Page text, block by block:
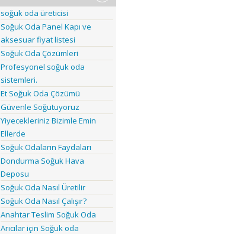
soğuk oda üreticisi
Soğuk Oda Panel Kapı ve
aksesuar fiyat listesi
Soğuk Oda Çözümleri
Profesyonel soğuk oda
sistemleri.
Et Soğuk Oda Çözümü
Güvenle Soğutuyoruz
Yiyecekleriniz Bizimle Emin
Ellerde
Soğuk Odaların Faydaları
Dondurma Soğuk Hava
Deposu
Soğuk Oda Nasıl Üretilir
Soğuk Oda Nasıl Çalışır?
Anahtar Teslim Soğuk Oda
Arıcılar için Soğuk oda